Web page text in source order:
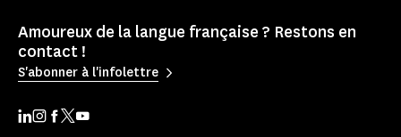
Amoureux de la langue française ? Restons en
contact !
S'abonner à l'infolettre